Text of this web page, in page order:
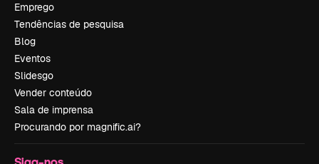
Emprego
Tendências de pesquisa
Blog
Eventos
Slidesgo
Vender conteúdo
Sala de imprensa
Procurando por magnific.ai?